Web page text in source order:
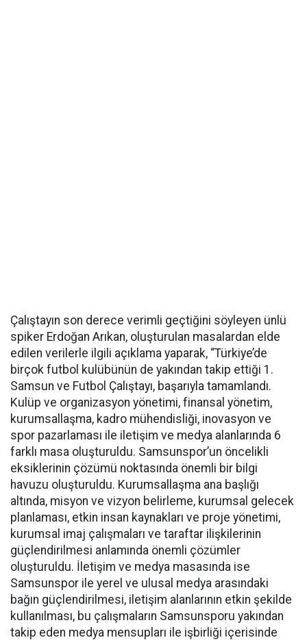
Çalıştayın son derece verimli geçtiğini söyleyen ünlü
spiker Erdoğan Arıkan, oluşturulan masalardan elde
edilen verilerle ilgili açıklama yaparak, “Türkiye’de
birçok futbol kulübünün de yakından takip ettiği 1.
Samsun ve Futbol Çalıştayı, başarıyla tamamlandı.
Kulüp ve organizasyon yönetimi, finansal yönetim,
kurumsallaşma, kadro mühendisliği, inovasyon ve
spor pazarlaması ile iletişim ve medya alanlarında 6
farklı masa oluşturuldu. Samsunspor’un öncelikli
eksiklerinin çözümü noktasında önemli bir bilgi
havuzu oluşturuldu. Kurumsallaşma ana başlığı
altında, misyon ve vizyon belirleme, kurumsal gelecek
planlaması, etkin insan kaynakları ve proje yönetimi,
kurumsal imaj çalışmaları ve taraftar ilişkilerinin
güçlendirilmesi anlamında önemli çözümler
oluşturuldu. İletişim ve medya masasında ise
Samsunspor ile yerel ve ulusal medya arasındaki
bağın güçlendirilmesi, iletişim alanlarının etkin şekilde
kullanılması, bu çalışmaların Samsunsporu yakından
takip eden medya mensupları ile işbirliği içerisinde